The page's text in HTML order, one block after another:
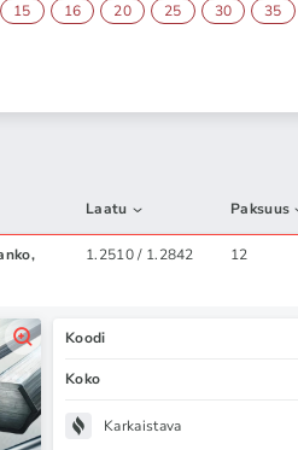
15 16 20 25 30 35
Laatu Paksuus
1.2510 / 1.2842 12
Koodi
Koko
Karkaistava